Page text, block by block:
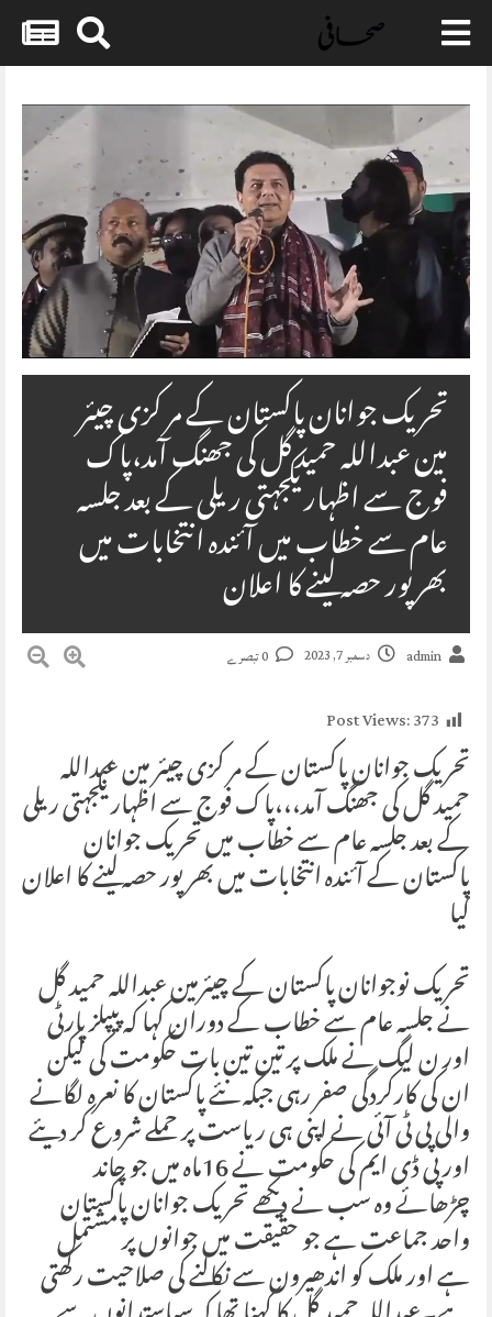
Skip
content
تحریک جوانان پاکستان کے مر کزی چیئر
مین عبداللہ حمید گل کی جھنگ آمد،پاک
فوج سے اظہار یکجہتی ریلی کے بعد جلسہ
عام سے خطاب میں آئندہ انتخابات میں
بھر پور حصہ لینے کا اعلان
admin دسمبر 7, 2023
Post Views:373
تحریک جوانان پاکستان کے مر کزی چیئر مین عبداللہ
حمید گل کی جھنگ آمد،،،پاک فوج سے اظہار یکجہتی ریلی
کے بعد جلسہ عام سے خطاب میں تحریک جوانان
پاکستان کے آئندہ انتخابات میں بھر پور حصہ لینے کا اعلان
کیا
تحریک نوجوانان پاکستان کے چیئرمین عبداللہ حمید گل
نے جلسہ عام سے خطاب کے دوران کہا کہ پیپلز پارٹی
اور ن لیگ نے ملک پر تین تین بات حکومت کی لیکن
ان کی کارکردگی صفر رہی جبکہ نئے پاکستان کا نعرہ لگانے
والی پی ٹی آئی نے اپنی ہی ریاست پر حملے شروع کر دیئے
اورپی ڈی ایم کی حکومت نے 16ماہ میں جو چاند
چڑھائے وہ سب نے دیکھے تحریک جوانان پاکستان
واحد جماعت ہے جو حقیقت میں جوانوں پر مشتمل
ہے اور ملک کو اندھیرون سے نکالنے کی صلاحیت رکھتی